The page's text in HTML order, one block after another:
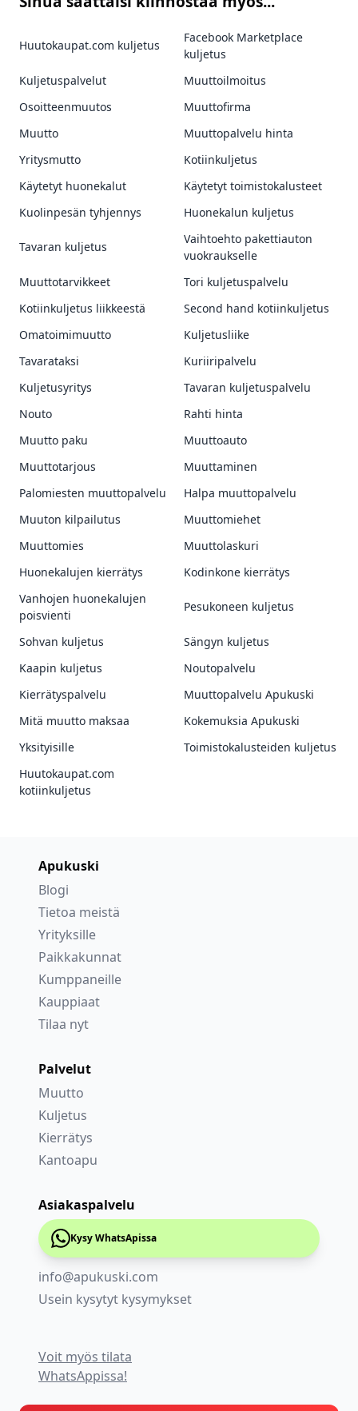
Huutokaupat.com kuljetus
Facebook Marketplace
kuljetus
Kuljetuspalvelut
Muuttoilmoitus
Osoitteenmuutos
Muuttofirma
Muutto
Muuttopalvelu hinta
Yritysmutto
Kotiinkuljetus
Käytetyt huonekalut
Käytetyt toimistokalusteet
Kuolinpesän tyhjennys
Huonekalun kuljetus
Tavaran kuljetus
Vaihtoehto pakettiauton
vuokraukselle
Muuttotarvikkeet
Tori kuljetuspalvelu
Kotiinkuljetus liikkeestä
Second hand kotiinkuljetus
Omatoimimuutto
Kuljetusliike
Tavarataksi
Kuriiripalvelu
Kuljetusyritys
Tavaran kuljetuspalvelu
Nouto
Rahti hinta
Muutto paku
Muuttoauto
Muuttotarjous
Muuttaminen
Palomiesten muuttopalvelu
Halpa muuttopalvelu
Muuton kilpailutus
Muuttomiehet
Muuttomies
Muuttolaskuri
Huonekalujen kierrätys
Kodinkone kierrätys
Vanhojen huonekalujen
poisvienti
Pesukoneen kuljetus
Sohvan kuljetus
Sängyn kuljetus
Kaapin kuljetus
Noutopalvelu
Kierrätyspalvelu
Muuttopalvelu Apukuski
Mitä muutto maksaa
Kokemuksia Apukuski
Yksityisille
Toimistokalusteiden kuljetus
Huutokaupat.com
kotiinkuljetus
Apukuski
Blogi
Tietoa meistä
Yrityksille
Paikkakunnat
Kumppaneille
Kauppiaat
Tilaa nyt
Palvelut
Muutto
Kuljetus
Kierrätys
Kantoapu
Asiakaspalvelu
Kysy WhatsApissa
info@apukuski.com
Usein kysytyt kysymykset
Voit myös tilata
WhatsAppissa!